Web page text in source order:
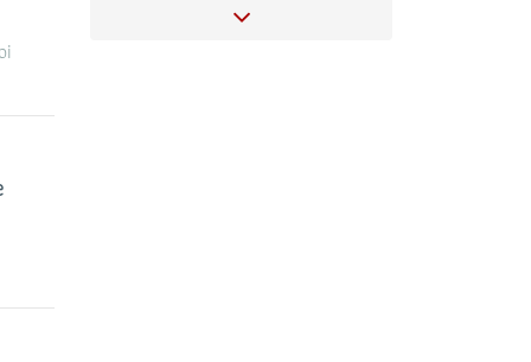
Comissão de Compliance e